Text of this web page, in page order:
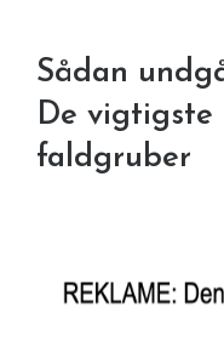
Sådan
De vigtigste
faldgruber